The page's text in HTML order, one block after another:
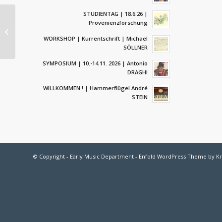
STUDIENTAG | 18.6.26 |
Provenienzforschung
WORKSHOP | Kurrentschrift | Michael
SÖLLNER
SYMPOSIUM | 10.-14.11. 2026 | Antonio
DRAGHI
WILLKOMMEN ! | Hammerflügel André
STEIN
© Copyright - Early Music Department - Enfold WordPress Theme by
Michael SÖLLNER